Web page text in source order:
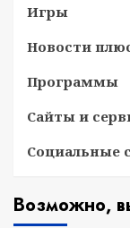
Игры
Новости
Программы
Сайты и
Социальные
Возможно,